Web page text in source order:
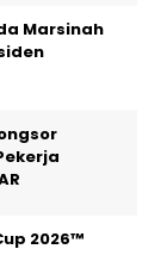
Marsinah
2026™